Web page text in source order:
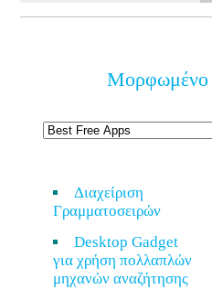
Μορφωμένο
Διαχείριση
Γραμματοσειρών
Desktop Gadget
για χρήση πολλαπλών
μηχανών αναζήτησης